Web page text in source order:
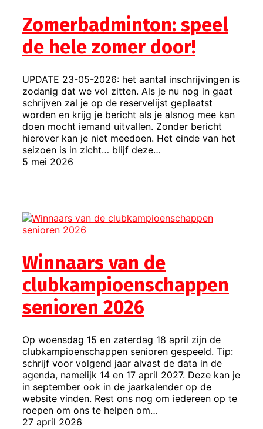
Zomerbadminton: speel
de hele zomer door!
UPDATE 23-05-2026: het aantal inschrijvingen is
zodanig dat we vol zitten. Als je nu nog in gaat
schrijven zal je op de reservelijst geplaatst
worden en krijg je bericht als je alsnog mee kan
doen mocht iemand uitvallen. Zonder bericht
hierover kan je niet meedoen. Het einde van het
seizoen is in zicht… blijf deze…
5 mei 2026
Winnaars van de
clubkampioenschappen
senioren 2026
Op woensdag 15 en zaterdag 18 april zijn de
clubkampioenschappen senioren gespeeld. Tip:
schrijf voor volgend jaar alvast de data in de
agenda, namelijk 14 en 17 april 2027. Deze kan je
in september ook in de jaarkalender op de
website vinden. Rest ons nog om iedereen op te
roepen om ons te helpen om…
27 april 2026